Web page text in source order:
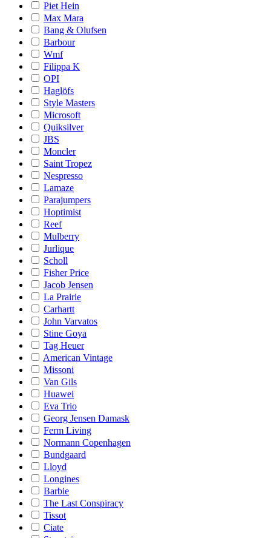
Piet Hein
Max Mara
Bang & Olufsen
Barbour
Wmf
Filippa K
OPI
Haglöfs
Style Masters
Microsoft
Quiksilver
JBS
Moncler
Saint Tropez
Nespresso
Lamaze
Parajumpers
Hoptimist
Reef
Mulberry
Jurlique
Scholl
Fisher Price
Jacob Jensen
La Prairie
Carhartt
John Varvatos
Stine Goya
Tag Heuer
American Vintage
Missoni
Van Gils
Huawei
Eva Trio
Georg Jensen Damask
Ferm Living
Normann Copenhagen
Bundgaard
Lloyd
Longines
Barbie
The Last Conspiracy
Tissot
Ciate